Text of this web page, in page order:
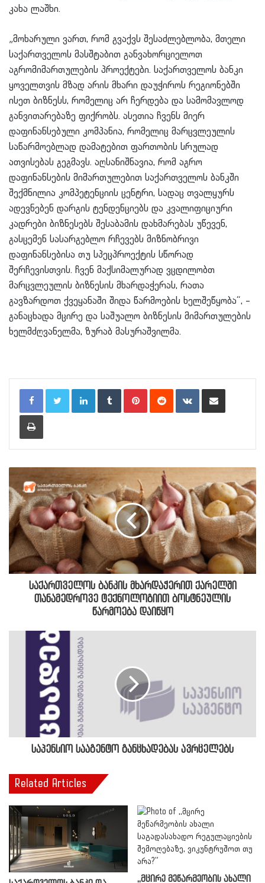
კახა ლაშხი.
„მოხარული ვართ, რომ გვაქვს შესაძლებლობა, მთელი
საქართველოს მასშტაბით განვახორციელოთ
აგრომიმართულების პროექტები. საქართველოს ბანკი
ყოველთვის მზად არის მხარი დაუჭიროს რეგიონებში
ისეთ ბიზნესს, რომელიც არ ჩერდება და სამომავლოდ
განვითარებაზე ფიქრობს. ასეთია ჩვენს მიერ
დაფინანსებული კომპანია, რომელიც მარცვლეულის
საწარმოებლად დამატებით ფართობის სრულად
ათვისებას გეგმავს. აღსანიშნავია, რომ აგრო
დაფინანსების მიმართულებით საქართველოს ბანკში
შექმნილია კომპეტენციის ცენტრი, სადაც თვალყურს
ადევნებენ დარგის ტენდენციებს და კვალიფიციური
კადრები ბიზნესებს შესაბამის დახმარებას უწევენ,
გასცემენ სასარგებლო რჩევებს მიზნობრივი
დაფინანსებისა თუ სპეცპროექტის სწორად
შერჩევისთვის. ჩვენ მაქსიმალურად ვცდილობთ
მარცვლეულის ბიზნესის მხარდაჭერას, რათა
გავზარდოთ ქვეყანაში შიდა წარმოების ხელშეწყობა“, –
განაცხადა მცირე და საშუალო ბიზნესის მიმართულების
ხელმძღვანელმა, ზურაბ მასურაშვილმა.
LinkedInTumblr PinterestReddit VKontakteShare via Email
Print
საქართველოს ბანკის მხარდაჭერით ქარელში
თანამედროვე ტექნოლოგიით ბოსტნეულის
წარმოება დაიწყო
საპენსიო სააგენტო განცხადებას ავრცელებს
Related Articles
,,მცირე მეწარმეობის ახალი